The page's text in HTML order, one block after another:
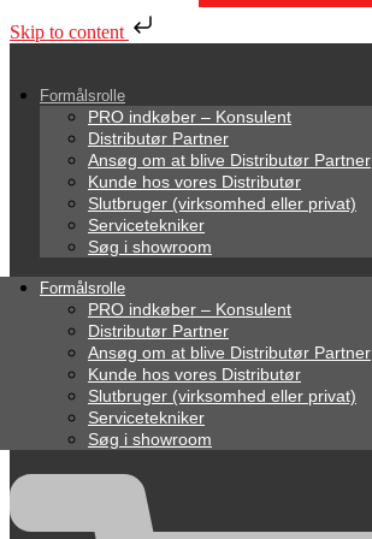
Skip to content
Formålsrolle
PRO indkøber – Konsulent
Distributør Partner
Ansøg om at blive Distributør Partner
Kunde hos vores Distributør
Slutbruger (virksomhed eller privat)
Servicetekniker
Søg i showroom
Formålsrolle
PRO indkøber – Konsulent
Distributør Partner
Ansøg om at blive Distributør Partner
Kunde hos vores Distributør
Slutbruger (virksomhed eller privat)
Servicetekniker
Søg i showroom